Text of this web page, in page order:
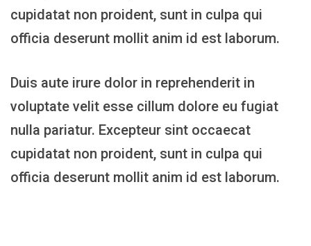
cupidatat non proident, sunt in culpa qui
officia deserunt mollit anim id est laborum.
Duis aute irure dolor in reprehenderit in
voluptate velit esse cillum dolore eu fugiat
nulla pariatur. Excepteur sint occaecat
cupidatat non proident, sunt in culpa qui
officia deserunt mollit anim id est laborum.